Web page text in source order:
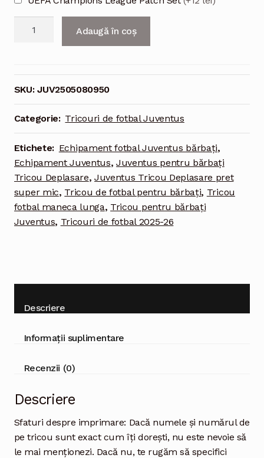
Adaugă în coș
SKU:JUV2505080950
Categorie: Tricouri de fotbal Juventus
Etichete: Echipament fotbal Juventus bărbați,
Echipament Juventus,Juventus pentru bărbați
Tricou Deplasare,Juventus Tricou Deplasare pret
super mic, Tricou de fotbal pentru bărbați, Tricou
fotbal maneca lunga, Tricou pentru bărbați
Juventus, Tricouri de fotbal 2025-26
Descriere
Informații suplimentare
Recenzii (0)
Descriere
Sfaturi despre imprimare: Dacă numele și numărul de
pe tricou sunt exact cum îți dorești, nu este nevoie să
le mai menționezi. Dacă nu, te rugăm să specifici